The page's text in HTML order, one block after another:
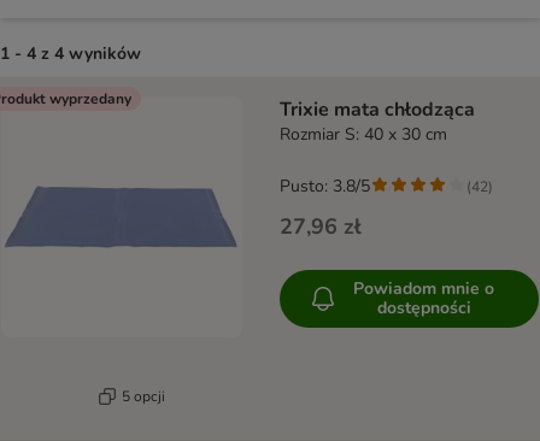
1 - 4 z 4 wyników
product items have been changed
wyprzedany
5 opcji
Trixie mata chłodząca
Rozmiar S: 40 x 30 cm
27,96 zł
Pusto: 3.8/5 (42)
Powiadom mnie o
dostępności